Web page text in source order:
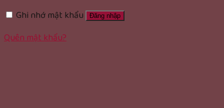
Ghi nhớ mật khẩu
Đăng nhập
Quên mật khẩu?